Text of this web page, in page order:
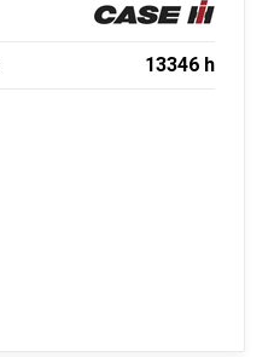
13346 h